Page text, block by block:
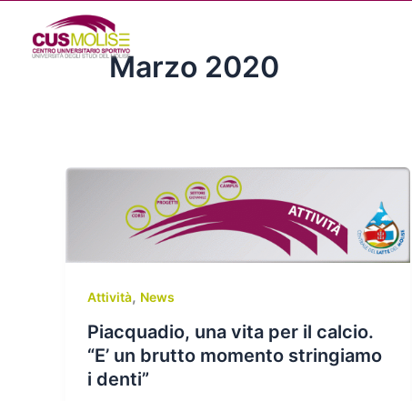
contenuto
Marzo 2020
Attività, News
Piacquadio, una vita per il calcio.
“E’ un brutto momento stringiamo
i denti”